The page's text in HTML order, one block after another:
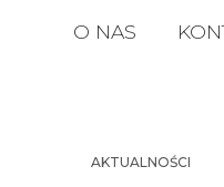
O NAS
AKTUALNOŚCI